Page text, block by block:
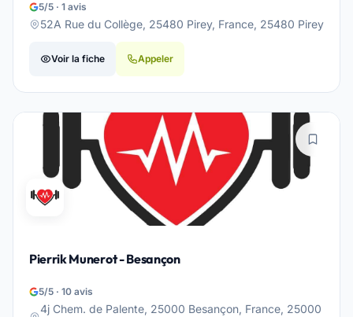
5/5 · 1 avis
52A Rue du Collège, 25480 Pirey, France, 25480 Pirey
Voir la fiche Appeler
Pierrik Munerot - Besançon
5/5 · 10 avis
4j Chem. de Palente, 25000 Besançon, France, 25000